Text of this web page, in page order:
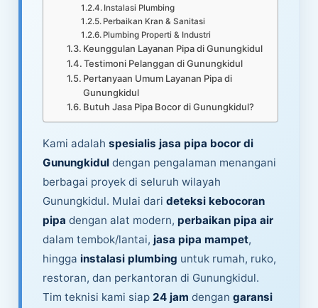
Instalasi Plumbing
Perbaikan Kran & Sanitasi
Plumbing Properti & Industri
Keunggulan Layanan Pipa di Gunungkidul
Testimoni Pelanggan di Gunungkidul
Pertanyaan Umum Layanan Pipa di
Gunungkidul
Butuh Jasa Pipa Bocor di Gunungkidul?
Kami adalah spesialis jasa pipa bocor di
Gunungkiduldengan pengalaman menangani
berbagai proyek di seluruh wilayah
Gunungkidul. Mulai dari deteksi kebocoran
pipa dengan alat modern, perbaikan pipa air
dalam tembok/lantai, jasa pipa mampet,
hingga instalasi plumbing untuk rumah, ruko,
restoran, dan perkantoran di Gunungkidul.
Tim teknisi kami siap 24 jam dengan garansi